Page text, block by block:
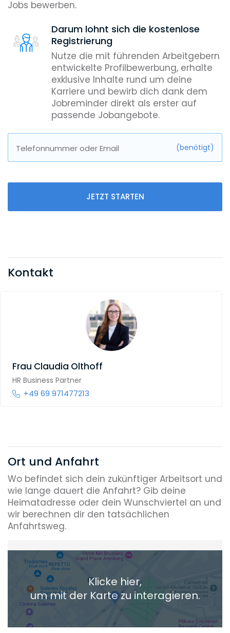
Jobs bewerben.
Darum lohnt sich die kostenlose
Registrierung
Nutze die mit führenden Arbeitgebern
entwickelte Profilbewerbung, erhalte
exklusive Inhalte rund um deine
Karriere und bewirb dich dank dem
Jobreminder direkt als erster auf
passende Jobangebote.
Telefonnummer oder Email (benötigt)
JETZT STARTEN
Kontakt
Frau Claudia Olthoff
HR Business Partner
+49 69 971477213
Ort und Anfahrt
Wo befindet sich dein zukünftiger Arbeitsort und
wie lange dauert die Anfahrt? Gib deine
Heimatadresse oder dein Wunschviertel an und
wir berechnen dir den tatsächlichen
Anfahrtsweg.
Heimatadresse oder Wunschort
+ Aktuellen Standort hinzufügen
Die berechneten Anreisezeiten basieren auf den
Verkehrsdaten eines typischen Dienstag morgens um 8:30.
Klicke hier,
um mit der Karte zu interagieren.